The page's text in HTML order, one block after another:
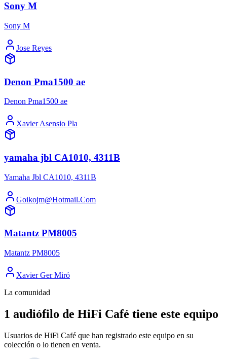
Sony M
Sony M
Jose Reyes
Denon Pma1500 ae
Denon Pma1500 ae
Xavier Asensio Pla
yamaha jbl CA1010, 4311B
Yamaha Jbl CA1010, 4311B
Goikojm@Hotmail.Com
Matantz PM8005
Matantz PM8005
Xavier Ger Miró
La comunidad
1 audiófilo de HiFi Café tiene este equipo
Usuarios de HiFi Café que han registrado este equipo en su
colección o lo tienen en venta.